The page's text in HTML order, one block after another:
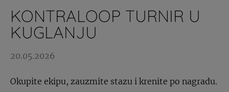
KONTRALOOP TURNIR U
KUGLANJU
20.05.2026
Okupite ekipu, zauzmite stazu i krenite po nagradu.